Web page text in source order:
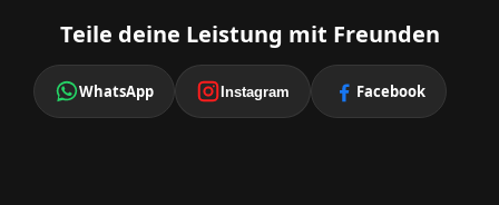
Teile deine Leistung mit Freunden
WhatsApp Instagram Facebook